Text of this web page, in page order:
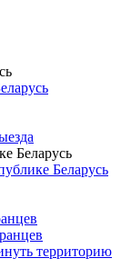
Беларусь
Беларусь
территорию